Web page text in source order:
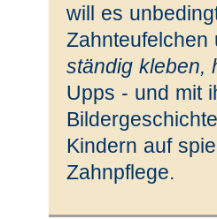
will es
ständig kleben,
Upps - und mit
Kindern auf
Zahnpflege.